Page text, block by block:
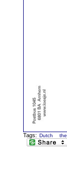
Tags: Dutch